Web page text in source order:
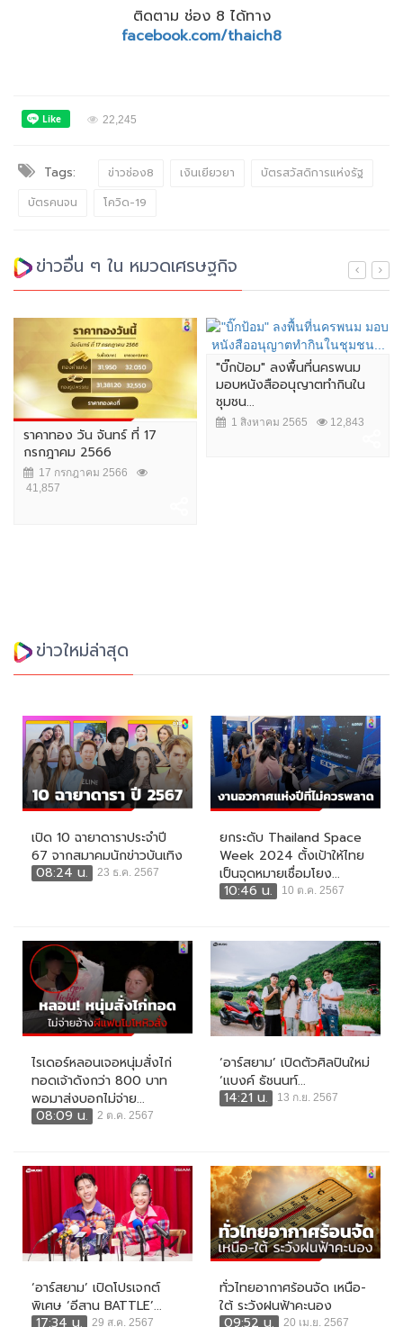
ติดตาม ช่อง 8 ได้ทาง
facebook.com/thaich8
22,245
Tags: ข่าวช่อง8 เงินเยียวยา
บัตรสวัสดิการแห่งรัฐ
บัตรคนจน
โควิด-19
ข่าวอื่น ๆ ใน หมวดเศรษฐกิจ
ราคาทอง วัน จันทร์ ที่ 17
กรกฎาคม 2566
17 กรกฎาคม 2566
41,857
"บิ๊กป้อม" ลงพื้นที่นครพนม
มอบหนังสืออนุญาตทำกินใน
ชุมชน...
1 สิงหาคม 2565 12,843
ข่าวใหม่ล่าสุด
เปิด 10 ฉายาดาราประจำปี
67 จากสมาคมนักข่าวบันเทิง
08:24 น.
23 ธ.ค. 2567
ยกระดับ Thailand Space
Week 2024 ตั้งเป้าให้ไทย
เป็นจุดหมายเชื่อมโยง...
10:46 น.
10 ต.ค. 2567
ไรเดอร์หลอนเจอหนุ่มสั่งไก่
ทอดเจ้าดังกว่า 800 บาท
พอมาส่งบอกไม่จ่าย...
08:09 น.
2 ต.ค. 2567
‘อาร์สยาม’ เปิดตัวศิลปินใหม่
‘แบงค์ ธัชนนท์...
14:21 น.
13 ก.ย. 2567
‘อาร์สยาม’ เปิดโปรเจกต์
พิเศษ ‘อีสาน BATTLE’...
17:34 น.
29 ส.ค. 2567
ทั่วไทยอากาศร้อนจัด เหนือ-
ใต้ ระวังฝนฟ้าคะนอง
09:52 น.
20 เม.ย. 2567